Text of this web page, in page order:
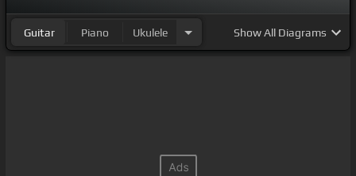
Guitar Piano Ukulele ShowAll Diagrams